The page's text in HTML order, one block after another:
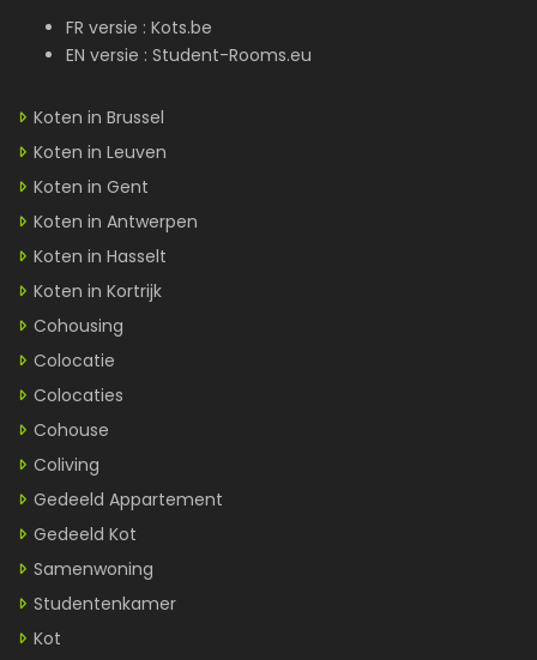
FR versie : Kots.be
EN versie : Student-Rooms.eu
Koten in Brussel
Koten in Leuven
Koten in Gent
Koten in Antwerpen
Koten in Hasselt
Koten in Kortrijk
Cohousing
Colocatie
Colocaties
Cohouse
Coliving
Gedeeld Appartement
Gedeeld Kot
Samenwoning
Studentenkamer
Kot